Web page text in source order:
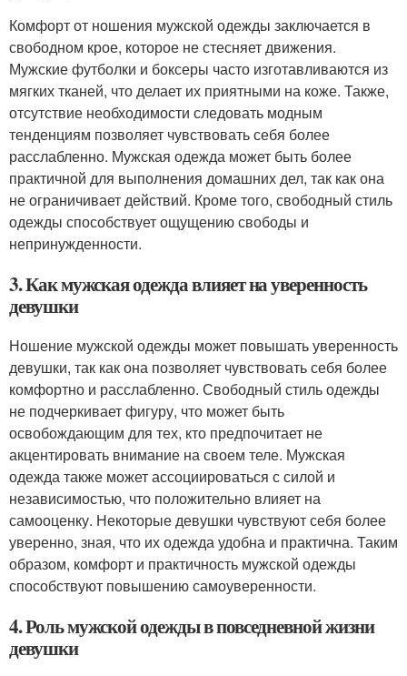
Комфорт от ношения мужской одежды заключается в
свободном крое, которое не стесняет движения.
Мужские футболки и боксеры часто изготавливаются из
мягких тканей, что делает их приятными на коже. Также,
отсутствие необходимости следовать модным
тенденциям позволяет чувствовать себя более
расслабленно. Мужская одежда может быть более
практичной для выполнения домашних дел, так как она
не ограничивает действий. Кроме того, свободный стиль
одежды способствует ощущению свободы и
непринужденности.
3. Как мужская одежда влияет на уверенность
девушки
Ношение мужской одежды может повышать уверенность
девушки, так как она позволяет чувствовать себя более
комфортно и расслабленно. Свободный стиль одежды
не подчеркивает фигуру, что может быть
освобождающим для тех, кто предпочитает не
акцентировать внимание на своем теле. Мужская
одежда также может ассоциироваться с силой и
независимостью, что положительно влияет на
самооценку. Некоторые девушки чувствуют себя более
уверенно, зная, что их одежда удобна и практична. Таким
образом, комфорт и практичность мужской одежды
способствуют повышению самоуверенности.
4. Роль мужской одежды в повседневной жизни
девушки